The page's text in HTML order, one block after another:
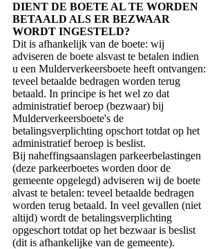
DIENT DE BOETE AL TE WORDEN
BETAALD ALS ER BEZWAAR
WORDT INGESTELD?
Dit is afhankelijk van de boete: wij
adviseren de boete alsvast te betalen indien
u een Mulderverkeersboete heeft ontvangen:
teveel betaalde bedragen worden terug
betaald. In principe is het wel zo dat
administratief beroep (bezwaar) bij
Mulderverkeersboete's de
betalingsverplichting opschort totdat op het
administratief beroep is beslist.
Bij naheffingsaanslagen parkeerbelastingen
(deze parkeerboetes worden door de
gemeente opgelegd) adviseren wij de boete
alvast te betalen: teveel betaalde bedragen
worden terug betaald. In veel gevallen (niet
altijd) wordt de betalingsverplichting
opgeschort totdat op het bezwaar is beslist
(dit is afhankelijke van de gemeente).